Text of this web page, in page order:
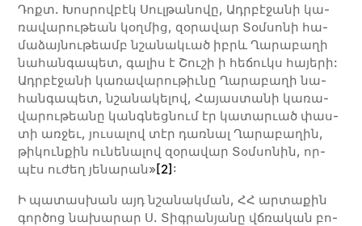
Դոքտ. Խոս­րով­բէկ Սուլ­թա­նո­վը, Ադր­բէ­ջա­նի կա­
ռա­վա­րու­թեան կօղ­մից, զօ­րա­վար Տօմ­սո­նի հա­
մա­ձայ­նու­թեամբ նշա­նա­կւած իբ­րև Ղա­րա­բա­ղի
նա­հան­գա­պետ, գա­լիս է Շու­շի ի հե­ճուկս հա­յե­րի:
Ադր­բէ­ջա­նի կա­ռա­վա­րու­թիւ­նը Ղա­րա­բա­ղի նա­
հան­գա­պետ, նշա­նա­կե­լով, Հա­յաս­տա­նի կա­ռա­
վա­րու­թեա­նը կանգ­նեց­նում էր կա­տա­րւած փաս­
տի առ­ջեւ, յու­սա­լով տէր դառ­նալ Ղա­րա­բա­ղին,
թի­կուն­քին ու­նե­նա­լով զօ­րա­վար Տօմ­սո­նին, որ­
պէս ու­ժեղ յե­նա­րան»[2]:
Ի պա­տաս­խան այդ նշա­նակ­ման, ՀՀ ար­տա­քին
գոր­ծոց նա­խա­րար Ս. Տիգ­րա­նյա­նը վճռա­կան բո­